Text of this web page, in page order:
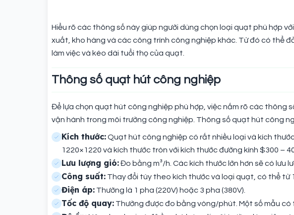
Hiểu rõ các thông số này giúp người dùng chọn loại quạt phù hợp
xuất, kho hàng và các công trình công nghiệp khác. Từ đó có thể
làm việc và kéo dài tuổi thọ của quạt.
Thông số quạt hút công nghiệp
Để lựa chọn quạt hút công nghiệp phù hợp, việc nắm rõ các thông
vận hành trong môi trường công nghiệp. Thông số quạt hút công
Kích thước:Quạt hút công nghiệp có rất nhiều loại và kích
1220×1220 và kích thước tròn với kích thước đường kính $300 –
Lưu lượng gió:Đo bằng m³/h. Các kích thước lớn hơn sẽ có lưu
Công suất: Thay đổi tùy theo kích thước và loại quạt, có thể từ
Điện áp: Thường là 1 pha (220V) hoặc 3 pha (380V).
Tốc độ quay: Thường được đo bằng vòng/phút. Một số mẫu có